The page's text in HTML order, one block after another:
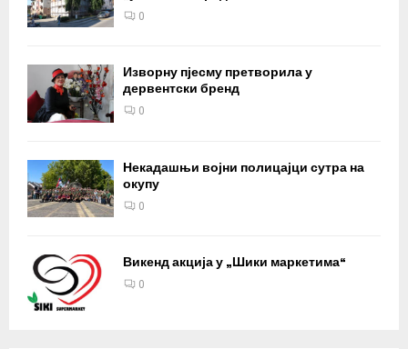
0
Изворну пјесму претворила у
дервентски бренд
0
Некадашњи војни полицајци сутра на
окупу
0
Викенд акција у „Шики маркетима“
0